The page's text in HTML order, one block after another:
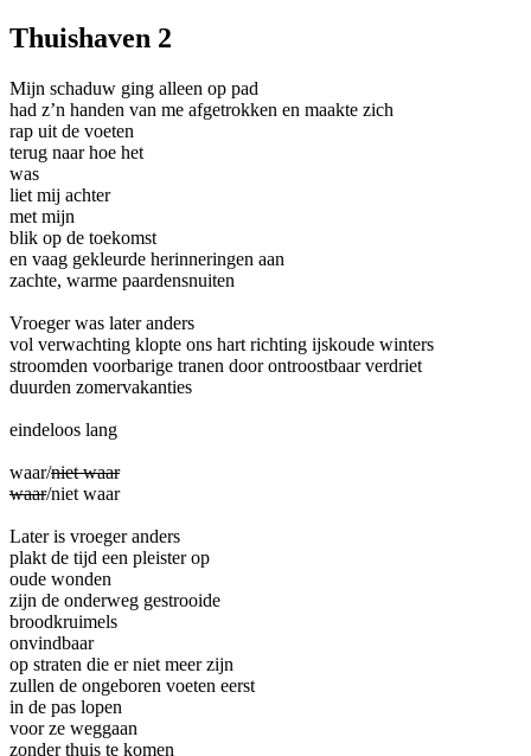
Thuishaven 2
Mijn schaduw ging alleen op pad
had z’n handen van me afgetrokken en maakte zich
rap uit de voeten
terug naar hoe het
was
liet mij achter
met mijn
blik op de toekomst
en vaag gekleurde herinneringen aan
zachte, warme paardensnuiten
Vroeger was later anders
vol verwachting klopte ons hart richting ijskoude winters
stroomden voorbarige tranen door ontroostbaar verdriet
duurden zomervakanties
eindeloos lang
waar/niet waar
waar/niet waar
Later is vroeger anders
plakt de tijd een pleister op
oude wonden
zijn de onderweg gestrooide
broodkruimels
onvindbaar
op straten die er niet meer zijn
zullen de ongeboren voeten eerst
in de pas lopen
voor ze weggaan
zonder thuis te komen